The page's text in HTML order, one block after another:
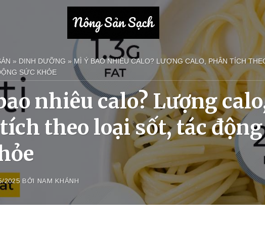
» DINH DƯỠNG » MÌ Ý BAO NHIÊU CALO? LƯỢNG CALO, PHÂN TÍCH
SỨC KHỎE
nhiêu calo? Lượng
theo loại sốt, tác động
2025 BỞI NAM KHÁNH